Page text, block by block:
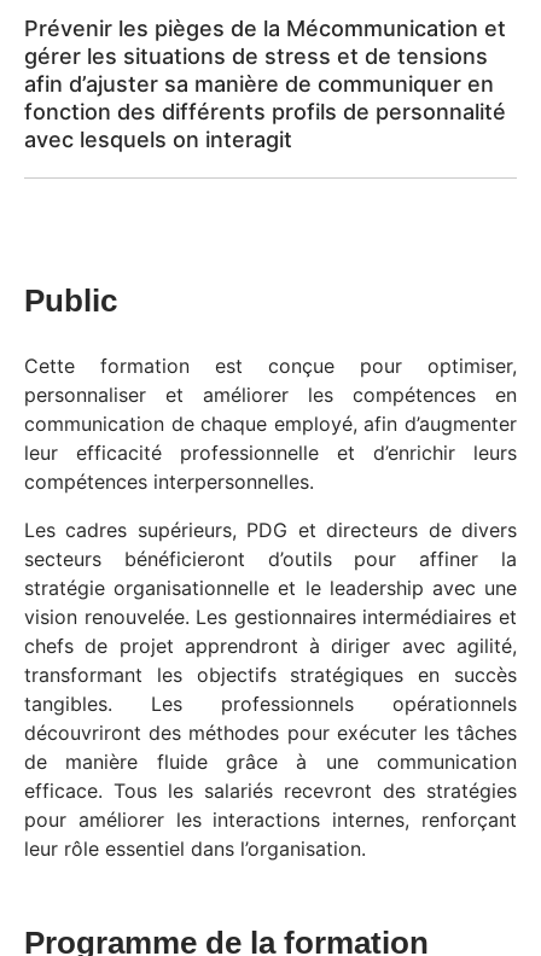
Prévenir les pièges de la Mécommunication et
gérer les situations de stress et de tensions
afin d’ajuster sa manière de communiquer en
fonction des différents profils de personnalité
avec lesquels on interagit
Public
Cette formation est conçue pour optimiser,
personnaliser et améliorer les compétences en
communication de chaque employé, afin d’augmenter
leur efficacité professionnelle et d’enrichir leurs
compétences interpersonnelles.
Les cadres supérieurs, PDG et directeurs de divers
secteurs bénéficieront d’outils pour affiner la
stratégie organisationnelle et le leadership avec une
vision renouvelée. Les gestionnaires intermédiaires et
chefs de projet apprendront à diriger avec agilité,
transformant les objectifs stratégiques en succès
tangibles. Les professionnels opérationnels
découvriront des méthodes pour exécuter les tâches
de manière fluide grâce à une communication
efficace. Tous les salariés recevront des stratégies
pour améliorer les interactions internes, renforçant
leur rôle essentiel dans l’organisation.
Programme de la formation